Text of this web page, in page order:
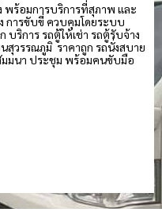
พร้อมการบริการที่สุภาพ และ
การขับขี่ ควบคุมโดยระบบ
บริการ รถตู้ให้เช่า รถตู้รับจ้าง
สุวรรณภูมิ ราคาถูก รถนั่งสบาย
มมนา ประชุม พร้อมคนขับมือ